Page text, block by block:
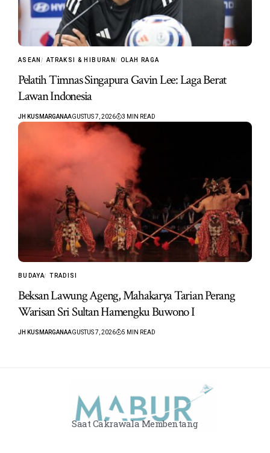
ASEAN ATRAKSI & HIBURAN OLAH RAGA
Pelatih Timnas Singapura Gavin Lee: Laga Berat
Lawan Indonesia
JH KUSMARGANAAGUSTUS 7, 2026 3 MIN READ
BUDAYA TRADISI
Beksan Lawung Ageng, Mahakarya Tarian Perang
Warisan Sri Sultan Hamengku Buwono I
JH KUSMARGANAAGUSTUS 7, 2026 5 MIN READ
Saat Cakrawala Membentang